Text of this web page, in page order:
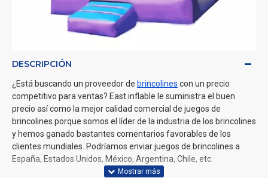
DESCRIPCIÓN
¿Está buscando un proveedor de brincolines con un precio
competitivo para ventas? East inflable le suministra el buen
precio así como la mejor calidad comercial de juegos de
brincolines porque somos el líder de la industria de los brincolines
y hemos ganado bastantes comentarios favorables de los
clientes mundiales. Podríamos enviar juegos de brincolines a
España, Estados Unidos, México, Argentina, Chile, etc.